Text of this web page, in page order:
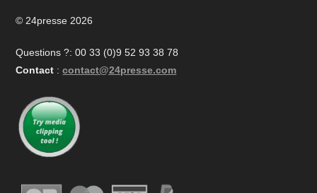
© 24presse 2026
Questions ?: 00 33 (0)9 52 93 38 78
Contact : contact@24presse.com